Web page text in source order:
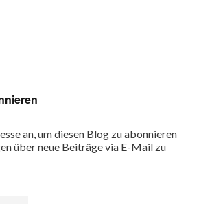
an, um diesen Blog zu abonnieren
über neue Beiträge via E-Mail zu